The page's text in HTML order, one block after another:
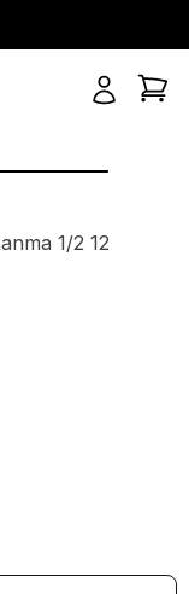
ranma 1/2 12